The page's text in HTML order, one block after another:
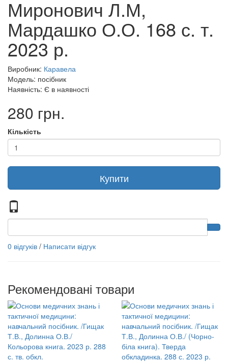
Миронович Л.М,
Мардашко О.О. 168 с. т.
2023 р.
Виробник: Каравела
Модель: посібник
Наявність: Є в наявності
280 грн.
Кількість
Купити
0 відгуків / Написати відгук
Рекомендовані товари